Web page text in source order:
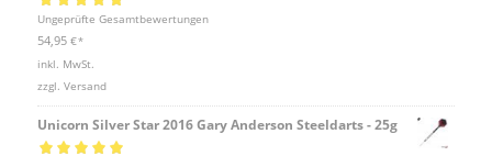
Bewertet mit
5.00von 5
Ungeprüfte Gesamtbewertungen
54,95 €*
inkl. MwSt.
zzgl. Versand
Unicorn Silver Star 2016 Gary Anderson Steeldarts - 25g